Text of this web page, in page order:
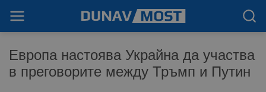
Европа настоява Украйна да участва
в преговорите между Тръмп и Путин